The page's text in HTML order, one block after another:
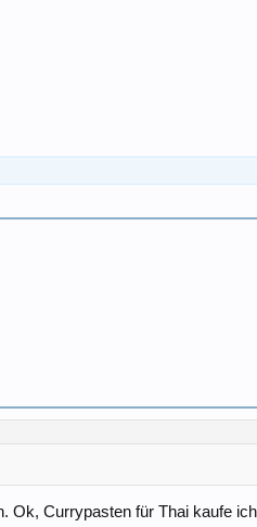
Ok, Currypasten für Thai kaufe